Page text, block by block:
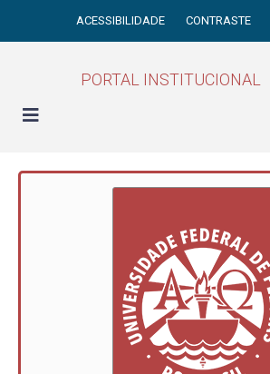
ACESSIBILIDADE CONTRASTE
PORTAL INSTITUCIONAL